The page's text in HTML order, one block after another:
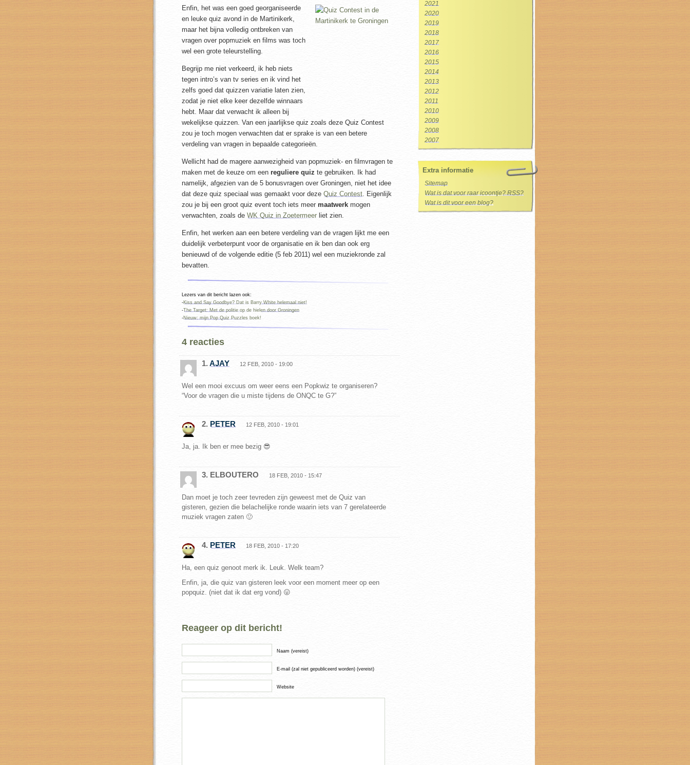
Enfin, het was een goed georganiseerde
en leuke quiz avond in de Martinikerk,
maar het bijna volledig ontbreken van
vragen over popmuziek en films was toch
wel een grote teleurstelling.
Begrijp me niet verkeerd, ik heb niets
tegen intro’s van tv series en ik vind het
zelfs goed dat quizzen variatie laten zien,
zodat je niet elke keer dezelfde winnaars
hebt. Maar dat verwacht ik alleen bij
wekelijkse quizzen. Van een jaarlijkse quiz zoals deze Quiz Contest
zou je toch mogen verwachten dat er sprake is van een betere
verdeling van vragen in bepaalde categorieën.
Wellicht had de magere aanwezigheid van popmuziek- en filmvragen te
maken met de keuze om een reguliere quiz te gebruiken. Ik had
namelijk, afgezien van de 5 bonusvragen over Groningen, niet het idee
dat deze quiz speciaal was gemaakt voor deze Quiz Contest. Eigenlijk
zou je bij een groot quiz event toch iets meer maatwerk mogen
verwachten, zoals de WK Quiz in Zoetermeer liet zien.
Enfin, het werken aan een betere verdeling van de vragen lijkt me een
duidelijk verbeterpunt voor de organisatie en ik ben dan ook erg
benieuwd of de volgende editie (5 feb 2011) wel een muziekronde zal
bevatten.
Lezers van dit bericht lazen ook:
-Kiss and Say Goodbye? Dat is Barry White helemaal niet!
-The Target: Met de politie op de hielen door Groningen
-Nieuw: mijn Pop Quiz Puzzles boek!
4 reacties
1.AJAY 12 FEB, 2010 - 19:00
Wel een mooi excuus om weer eens een Popkwiz te organiseren?
“Voor de vragen die u miste tijdens de ONQC te G?”
2. PETER 12 FEB, 2010 - 19:01
Ja, ja. Ik ben er mee bezig 😎
3. ELBOUTERO 18 FEB, 2010 - 15:47
Dan moet je toch zeer tevreden zijn geweest met de Quiz van
gisteren, gezien die belachelijke ronde waarin iets van 7 gerelateerde
muziek vragen zaten 🙂
4. PETER 18 FEB, 2010 - 17:20
Ha, een quiz genoot merk ik. Leuk. Welk team?
Enfin, ja, die quiz van gisteren leek voor een moment meer op een
popquiz. (niet dat ik dat erg vond) 😛
Reageer op dit bericht!
Naam (vereist)
E-mail (zal niet gepubliceerd worden) (vereist)
Website
2021
2020
2019
2018
2017
2016
2015
2014
2013
2012
2011
2010
2009
2008
2007
Extra informatie
Sitemap
Wat is dat voor raar icoontje? RSS?
Wat is dit voor een blog?